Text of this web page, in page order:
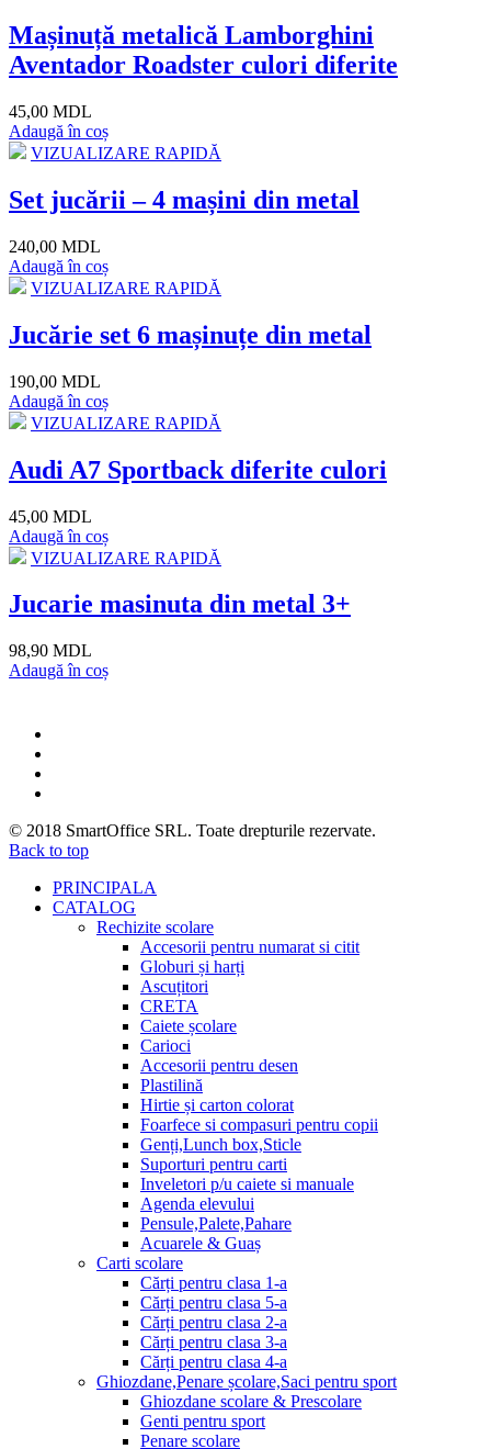
Mașinuță metalică Lamborghini
Aventador Roadster culori diferite
45,00 MDL
Adaugă în coș
VIZUALIZARE RAPIDĂ
Set jucării – 4 mașini din metal
240,00 MDL
Adaugă în coș
VIZUALIZARE RAPIDĂ
Jucărie set 6 mașinuțe din metal
190,00 MDL
Adaugă în coș
VIZUALIZARE RAPIDĂ
Audi A7 Sportback diferite culori
45,00 MDL
Adaugă în coș
VIZUALIZARE RAPIDĂ
Jucarie masinuta din metal 3+
98,90 MDL
Adaugă în coș
© 2018 SmartOffice SRL. Toate drepturile rezervate.
Back to top
PRINCIPALA
CATALOG
Rechizite scolare
Accesorii pentru numarat si citit
Globuri și harți
Ascuțitori
CRETA
Caiete școlare
Carioci
Accesorii pentru desen
Plastilină
Hirtie și carton colorat
Foarfece si compasuri pentru copii
Genți,Lunch box,Sticle
Suporturi pentru carti
Inveletori p/u caiete si manuale
Agenda elevului
Pensule,Palete,Pahare
Acuarele & Guaș
Carti scolare
Cărți pentru clasa 1-a
Cărți pentru clasa 5-a
Cărți pentru clasa 2-a
Cărți pentru clasa 3-a
Cărți pentru clasa 4-a
Ghiozdane,Penare școlare,Saci pentru sport
Ghiozdane scolare & Prescolare
Genti pentru sport
Penare scolare